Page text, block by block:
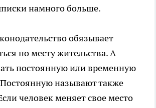
намного больше.
обязывает
по месту жительства. А
постоянную или временную
называют также
человек меняет свое место